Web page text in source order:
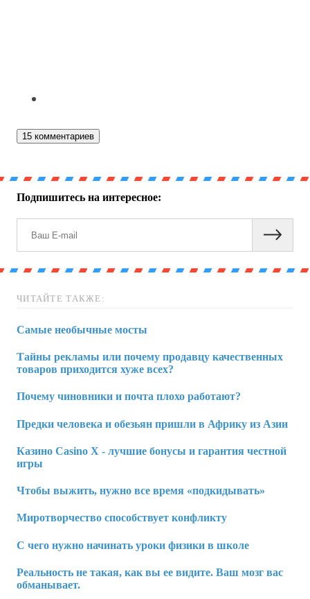
15 комментариев
Подпишитесь на интересное:
ЧИТАЙТЕ ТАКЖЕ:
Самые необычные мосты
Тайны рекламы или почему продавцу качественных
товаров приходится хуже всех?
Почему чиновники и почта плохо работают?
Предки человека и обезьян пришли в Африку из Азии
Казино Casino X - лучшие бонусы и гарантия честной
игры
Чтобы выжить, нужно все время «подкидывать»
Миротворчество способствует конфликту
С чего нужно начинать уроки физики в школе
Реальность не такая, как вы ее видите. Ваш мозг вас
обманывает.